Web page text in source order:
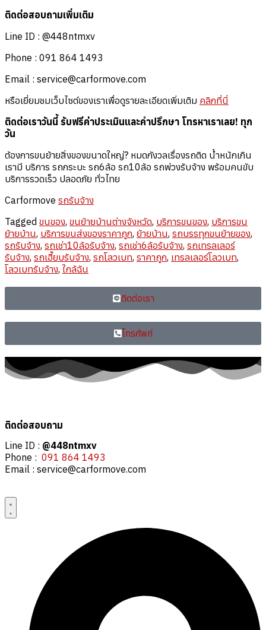
ติดต่อสอบถามเพิ่มเติม
Line ID : @448ntmxv
Phone : 091 864 1493
Email : service@carformove.com
หรือเยี่ยมชมเว็บไซต์ของเราเพื่อดูรายละเอียดเพิ่มเติม คลิกที่นี่
ติดต่อเราวันนี้ รับฟรีค่าประเมินและคำปรึกษา โทรหาเราเลย! ทุก
วัน
ต้องการขนย้ายสิ่งของขนาดใหญ่? หมดกังวลเรื่องรถติด น้ำหนักเกิน
เรามี บริการ รถกระบะ รถ6ล้อ รถ10ล้อ รถพ่วงรับจ้าง พร้อมคนขับ
บริการรวดเร็ว ปลอดภัย ทั่วไทย
Carformove รถรับจ้าง
Tagged ขนของ, ขนย้ายบ้านต่างจังหวัด, บริการขนของ, บริการขน
ย้ายบ้าน, บริการขนส่งของราคาถูก, ย้ายบ้าน, รถบรรทุกขนย้ายของ,
รถรับจ้าง, รถเช่า10ล้อรับจ้าง, รถเช่า6ล้อรับจ้าง, รถเทรลเลอร์
รับจ้าง, รถเฮี๊ยบรับจ้าง, รถโลวเบท, ราคาถูก, เทรลเลอร์โลวเบท,
โลวเบทรับจ้าง, ใกล้ฉัน
ติดต่อเรา
โทรศัพท์
ติดต่อสอบถาม
Line ID : @448ntmxv
Phone : 091 864 1493
Email : service@carformove.com